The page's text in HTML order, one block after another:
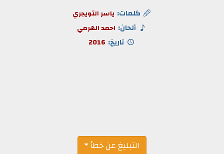
كلمات: ياسر التويجري
ألحان: احمد الهرمي
تاريخ: 2016
التبليغ عن خطأ